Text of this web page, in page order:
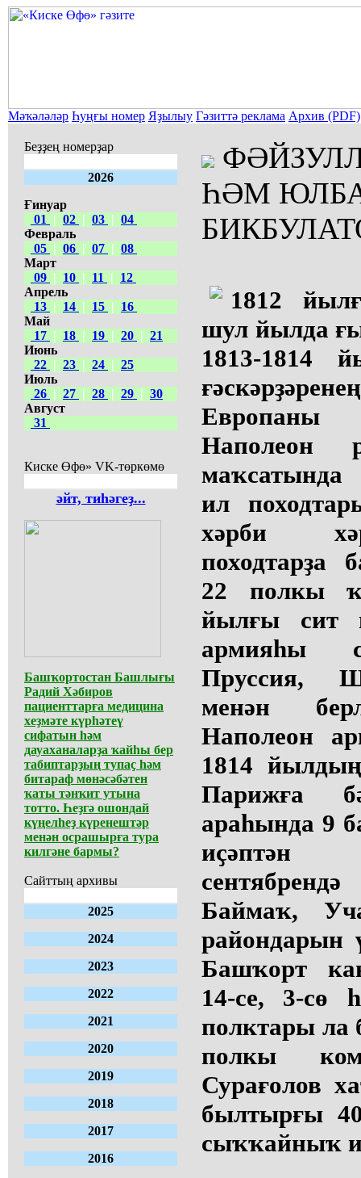
Мәҡәләләр Һуңғы номер Яҙылыу Гәзиттә реклама Архив (PDF)
Беҙҙең номерҙар
2026
Ғинуар
01
| 02 | 03 | 04
Февраль
05 | 06 | 07 | 08
Март
09 | 10 | 11 |
12
Апрель
13 | 14 | 15 |
16
Май
17 | 18 | 19 | 20 | 21
Июнь
22 | 23 | 24 | 25
Июль
26 | 27 | 28 | 29 | 30
Август
31
Киске Өфө» VK-төркөмө
әйт, тиһәгеҙ...
Башҡортостан Башлығы
Радий Хәбиров
пациенттарға медицина
хеҙмәте күрһәтеү
сифатын һәм
дауаханаларҙа ҡайһы бер
табиптарҙың тупаҫ һәм
битараф мөнәсәбәтен
ҡаты тәнҡит утына
тотто. Һеҙгә ошондай
күңелһеҙ күренештәр
менән осрашырға тура
килгәне бармы?
Сайттың архивы
2025
2024
2023
2022
2021
2020
2019
2018
2017
2016
ҺӘМ
1812
шул йылда
1813-1814
Европаны
Наполеон
маҡсатында
ил
хәрби
походтарҙа
22 полкы
йылғы сит
армияһы
Пруссия,
менән
Наполеон
1814
Парижға
араһында 9
иҫәптән
Баймаҡ,
райондарын
Башҡорт
14-се, 3-сө
полктары ла
полкы
Сурағолов
былтырғы
сыҡҡайныҡ